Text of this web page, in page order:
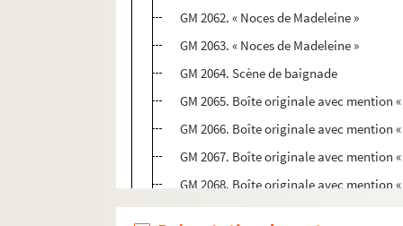
GM 2062. « Noces de Madeleine »
GM 2063. « Noces de Madeleine »
GM 2064. Scène de baignade
GM 2065. Boîte originale avec mention
GM 2066. Boîte originale avec mention
GM 2067. Boîte originale avec mention
GM 2068. Boîte originale avec mention
GM 2069. Boîte originale avec mention